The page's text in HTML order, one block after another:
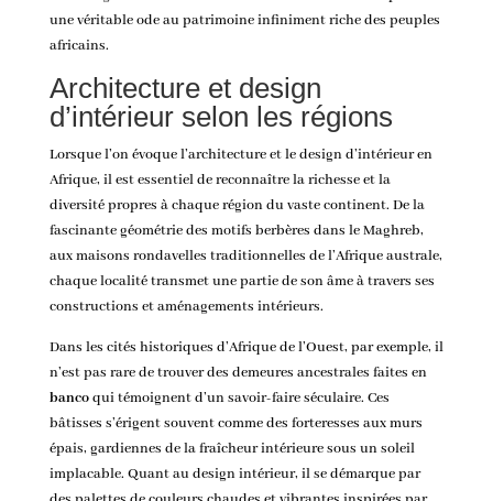
une véritable ode au patrimoine infiniment riche des peuples
africains.
Architecture et design
d’intérieur selon les régions
Lorsque l’on évoque l’architecture et le design d’intérieur en
Afrique, il est essentiel de reconnaître la richesse et la
diversité propres à chaque région du vaste continent. De la
fascinante géométrie des motifs berbères dans le Maghreb,
aux maisons rondavelles traditionnelles de l’Afrique australe,
chaque localité transmet une partie de son âme à travers ses
constructions et aménagements intérieurs.
Dans les cités historiques d’Afrique de l’Ouest, par exemple, il
n’est pas rare de trouver des demeures ancestrales faites en
bancoqui témoignent d’un savoir-faire séculaire. Ces
bâtisses s’érigent souvent comme des forteresses aux murs
épais, gardiennes de la fraîcheur intérieure sous un soleil
implacable. Quant au design intérieur, il se démarque par